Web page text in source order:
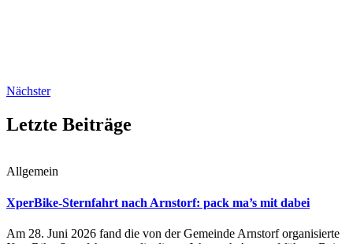
Nächster
Letzte Beiträge
Allgemein
XperBike-Sternfahrt nach Arnstorf: pack ma’s mit dabei
Am 28. Juni 2026 fand die von der Gemeinde Arnstorf organisierte